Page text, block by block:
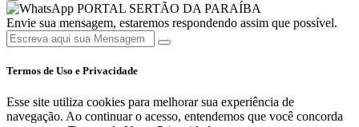
PORTAL SERTÃO DA PARAÍBA
Envie sua mensagem, estaremos respondendo assim que possível.
Termos de Uso e Privacidade
Esse site utiliza cookies para melhorar sua experiência de
navegação. Ao continuar o acesso, entendemos que você concorda